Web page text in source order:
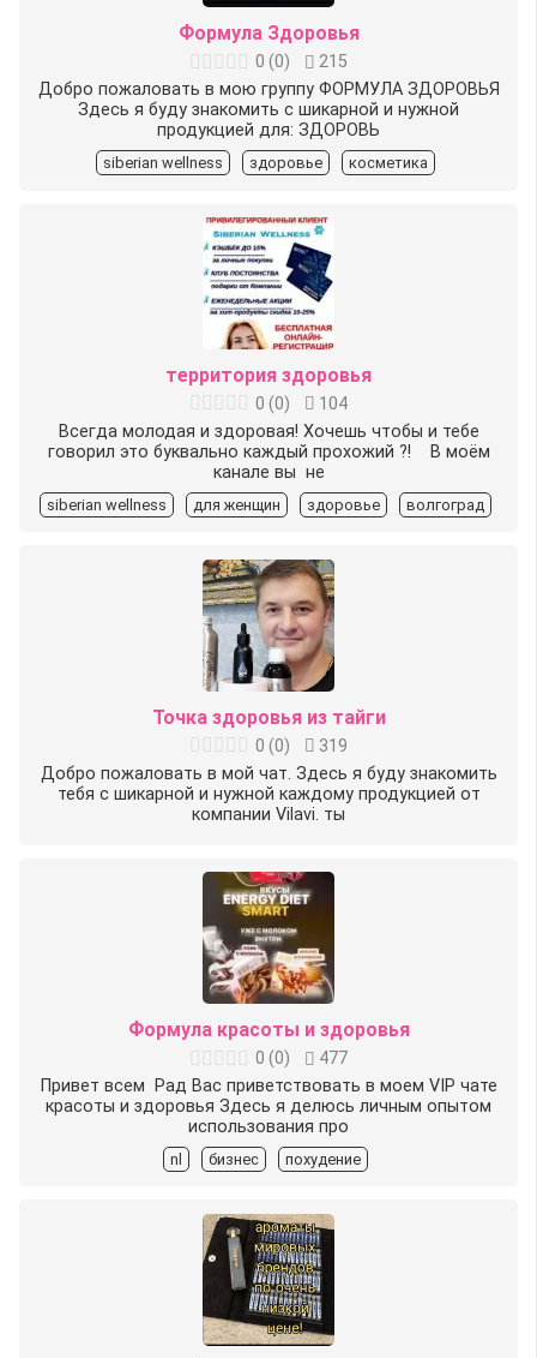
Формула Здоровья
0 (0)
215
Добро пожаловать в мою группу ФОРМУЛА ЗДОРОВЬЯ
Здесь я буду знакомить с шикарной и нужной
продукцией для: ЗДОРОВЬ
siberian wellness здоровье косметика
территория здоровья
0 (0)
104
Всегда молодая и здоровая! Хочешь чтобы и тебе
говорил это буквально каждый прохожий ?! В моём
канале вы не
siberian wellness для женщин здоровье волгоград
Точка здоровья из тайги
0 (0)
319
Добро пожаловать в мой чат. Здесь я буду знакомить
тебя с шикарной и нужной каждому продукцией от
компании Vilavi. ты
Формула красоты и здоровья
0 (0)
477
Привет всем ️ Рад Вас приветствовать в моем VIP чате
красоты и здоровья Здесь я делюсь личным опытом
использования про
nl бизнес похудение